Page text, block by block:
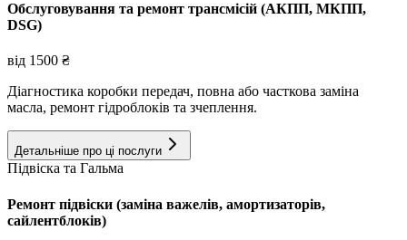
Обслуговування та ремонт трансмісій (АКПП, МКПП,
DSG)
від 1500 ₴
Діагностика коробки передач, повна або часткова заміна
масла, ремонт гідроблоків та зчеплення.
Детальніше про ці послуги
Підвіска та Гальма
Ремонт підвіски (заміна важелів, амортизаторів,
сайлентблоків)